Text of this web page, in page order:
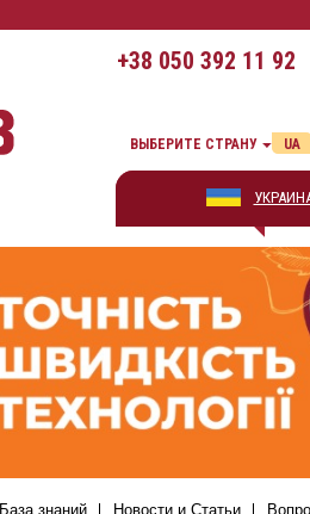
+38 050 392 11 92
ВЫБЕРИТЕ СТРАНУ UA
База знаний Новости и Статьи